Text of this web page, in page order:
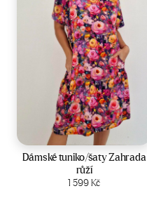
Velikost:44-50
Dámské tuniko/šaty Zahrada
růží
1 599Kč
Zobrazit produkt